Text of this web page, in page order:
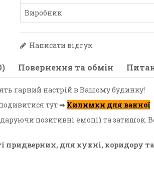
Виробник
Написати відгук
Повернення та обмін
гарний настрій в Вашому будинку!
тут ➡ Килимки для ванної
позитивні емоції та
для кухні, коридору та